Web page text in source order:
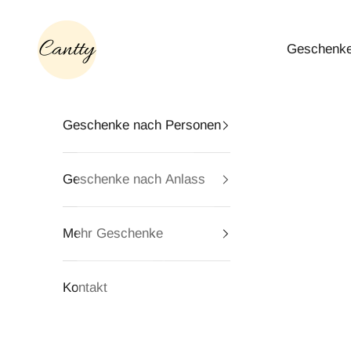
Cantty
Geschenke nach Personen
Geschenke nach Anlass
Mehr Geschenke
Kontakt